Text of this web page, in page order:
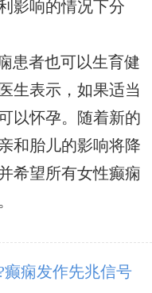
影响的情况下分
患者也可以生育健
生表示，如果适当
以怀孕。随着新的
和胎儿的影响将降
希望所有女性癫痫
癫痫发作先兆信号